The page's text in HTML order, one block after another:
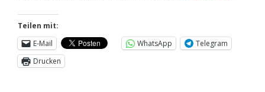
Teilen mit:
E-Mail
WhatsApp
Telegram
Drucken